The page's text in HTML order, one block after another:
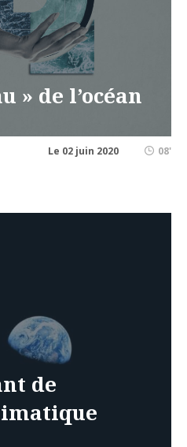
» de l’océan
Le 02 juin 2020 08'
de